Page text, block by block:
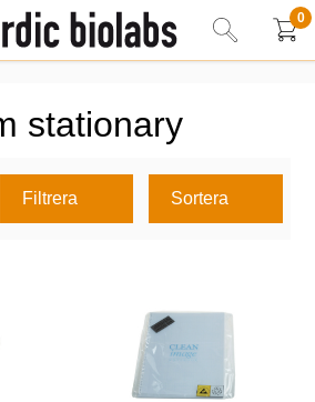
0
stationary
Filtrera Sortera